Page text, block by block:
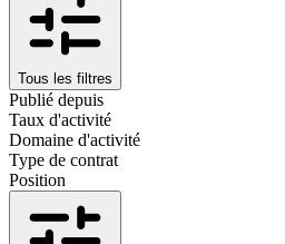
Tous les filtres
Publié depuis
Taux d'activité
Domaine d'activité
Type de contrat
Position